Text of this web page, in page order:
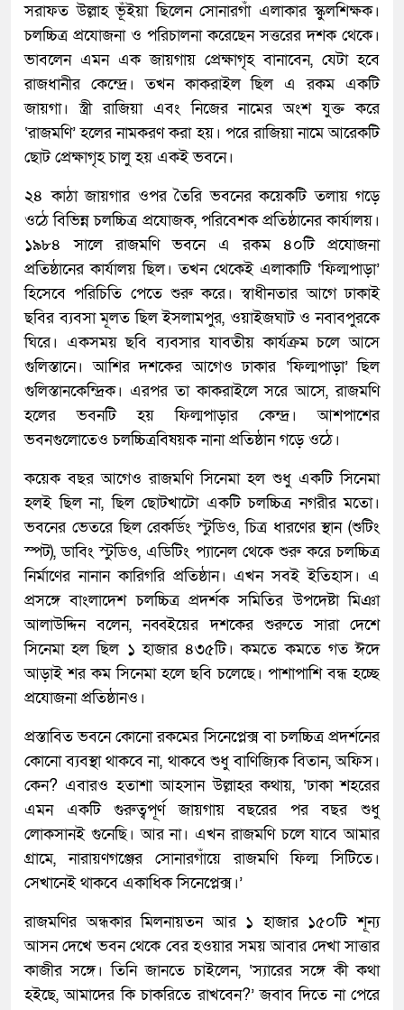
সরাফত উল্লাহ ভূঁইয়া ছিলেন সোনারগাঁ এলাকার স্কুলশিক্ষক।
চলচ্চিত্র প্রযোজনা ও পরিচালনা করেছেন সত্তরের দশক থেকে।
ভাবলেন এমন এক জায়গায় প্রেক্ষাগৃহ বানাবেন, যেটা হবে
রাজধানীর কেন্দ্রে। তখন কাকরাইল ছিল এ রকম একটি
জায়গা। স্ত্রী রাজিয়া এবং নিজের নামের অংশ যুক্ত করে
‘রাজমণি’ হলের নামকরণ করা হয়। পরে রাজিয়া নামে আরেকটি
ছোট প্রেক্ষাগৃহ চালু হয় একই ভবনে।
২৪ কাঠা জায়গার ওপর তৈরি ভবনের কয়েকটি তলায় গড়ে
ওঠে বিভিন্ন চলচ্চিত্র প্রযোজক, পরিবেশক প্রতিষ্ঠানের কার্যালয়।
১৯৮৪ সালে রাজমণি ভবনে এ রকম ৪০টি প্রযোজনা
প্রতিষ্ঠানের কার্যালয় ছিল। তখন থেকেই এলাকাটি ‘ফিল্মপাড়া’
হিসেবে পরিচিতি পেতে শুরু করে। স্বাধীনতার আগে ঢাকাই
ছবির ব্যবসা মূলত ছিল ইসলামপুর, ওয়াইজঘাট ও নবাবপুরকে
ঘিরে। একসময় ছবি ব্যবসার যাবতীয় কার্যক্রম চলে আসে
গুলিস্তানে। আশির দশকের আগেও ঢাকার ‘ফিল্মপাড়া’ ছিল
গুলিস্তানকেন্দ্রিক। এরপর তা কাকরাইলে সরে আসে, রাজমণি
হলের ভবনটি হয় ফিল্মপাড়ার কেন্দ্র। আশপাশের
ভবনগুলোতেও চলচ্চিত্রবিষয়ক নানা প্রতিষ্ঠান গড়ে ওঠে।
কয়েক বছর আগেও রাজমণি সিনেমা হল শুধু একটি সিনেমা
হলই ছিল না, ছিল ছোটখাটো একটি চলচ্চিত্র নগরীর মতো।
ভবনের ভেতরে ছিল রেকর্ডিং স্টুডিও, চিত্র ধারণের স্থান (শুটিং
স্পট), ডাবিং স্টুডিও, এডিটিং প্যানেল থেকে শুরু করে চলচ্চিত্র
নির্মাণের নানান কারিগরি প্রতিষ্ঠান। এখন সবই ইতিহাস। এ
প্রসঙ্গে বাংলাদেশ চলচ্চিত্র প্রদর্শক সমিতির উপদেষ্টা মিঞা
আলাউদ্দিন বলেন, নব্বইয়ের দশকের শুরুতে সারা দেশে
সিনেমা হল ছিল ১ হাজার ৪৩৫টি। কমতে কমতে গত ঈদে
আড়াই শর কম সিনেমা হলে ছবি চলেছে। পাশাপাশি বন্ধ হচ্ছে
প্রযোজনা প্রতিষ্ঠানও।
প্রস্তাবিত ভবনে কোনো রকমের সিনেপ্লেক্স বা চলচ্চিত্র প্রদর্শনের
কোনো ব্যবস্থা থাকবে না, থাকবে শুধু বাণিজ্যিক বিতান, অফিস।
কেন? এবারও হতাশা আহসান উল্লাহর কথায়, ‘ঢাকা শহরের
এমন একটি গুরুত্বপূর্ণ জায়গায় বছরের পর বছর শুধু
লোকসানই গুনেছি। আর না। এখন রাজমণি চলে যাবে আমার
গ্রামে, নারায়ণগঞ্জের সোনারগাঁয়ে রাজমণি ফিল্ম সিটিতে।
সেখানেই থাকবে একাধিক সিনেপ্লেক্স।’
রাজমণির অন্ধকার মিলনায়তন আর ১ হাজার ১৫০টি শূন্য
আসন দেখে ভবন থেকে বের হওয়ার সময় আবার দেখা সাত্তার
কাজীর সঙ্গে। তিনি জানতে চাইলেন, ‘স্যারের সঙ্গে কী কথা
হইছে, আমাদের কি চাকরিতে রাখবেন?’ জবাব দিতে না পেরে